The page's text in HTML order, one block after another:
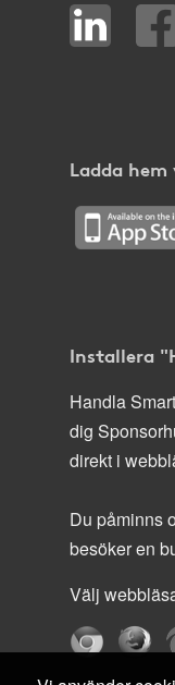
Ladda
Installera
Handla
dig
direkt i
Du påminns
besöker en
Välj